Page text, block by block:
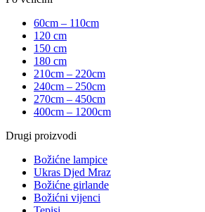
60cm – 110cm
120 cm
150 cm
180 cm
210cm – 220cm
240cm – 250cm
270cm – 450cm
400cm – 1200cm
Drugi proizvodi
Božićne lampice
Ukras Djed Mraz
Božićne girlande
Božićni vijenci